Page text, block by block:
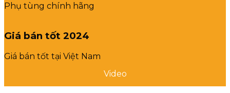
Phụ tùng chính hãng
Giá bán tốt 2024
Giá bán tốt tại Việt Nam
Video